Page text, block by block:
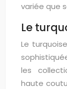
variée que
Le
Le
les
haute